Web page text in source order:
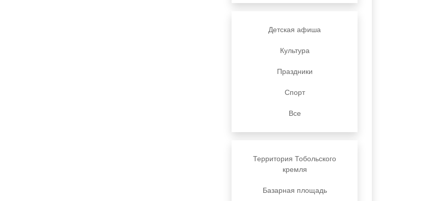
Детская афиша
Культура
Праздники
Спорт
Все
Территория Тобольского
кремля
Базарная площадь